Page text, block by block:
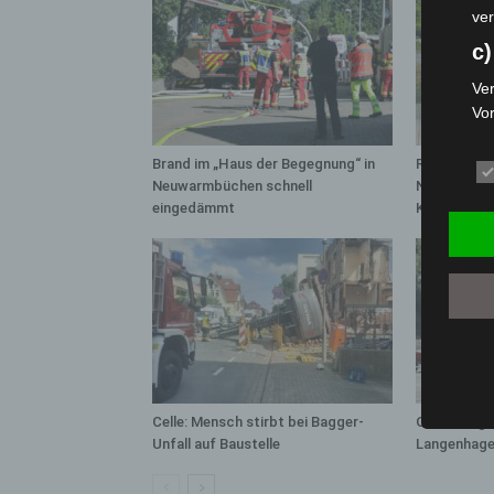
Brand im „Haus der Begegnung“ in
Neuwarmbüchen schnell
eingedämmt
Region
Kreuz
Celle: Mensch stirbt bei Bagger-
Unfall auf Baustelle
Gasleitung